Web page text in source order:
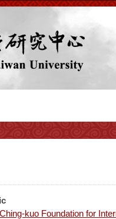
kuo Foundation for